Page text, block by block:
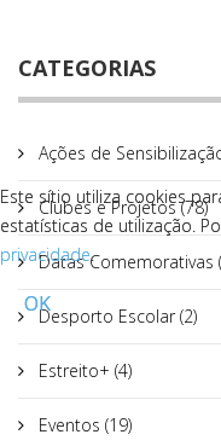
CATEGORIAS
Ações de
Clubes e Projetos (78)
Datas Comemorativas
Desporto Escolar (2)
Estreito+ (4)
Eventos (19)
Este sítio utiliza cookies
estatísticas de utilização.
privacidade.
OK
Este sítio utiliza cookies
estatísticas de utilização.
privacidade.
OK